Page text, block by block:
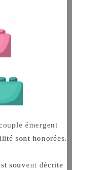
émergent
sont honorées.
souvent décrite